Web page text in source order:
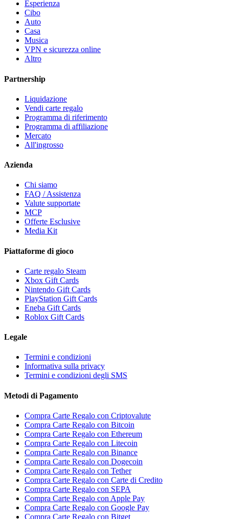
Esperienza
Cibo
Auto
Casa
Musica
VPN e sicurezza online
Altro
Partnership
Liquidazione
Vendi carte regalo
Programma di riferimento
Programma di affiliazione
Mercato
All'ingrosso
Azienda
Chi siamo
FAQ / Assistenza
Valute supportate
MCP
Offerte Esclusive
Media Kit
Piattaforme di gioco
Carte regalo Steam
Xbox Gift Cards
Nintendo Gift Cards
PlayStation Gift Cards
Eneba Gift Cards
Roblox Gift Cards
Legale
Termini e condizioni
Informativa sulla privacy
Termini e condizioni degli SMS
Metodi di Pagamento
Compra Carte Regalo con Criptovalute
Compra Carte Regalo con Bitcoin
Compra Carte Regalo con Ethereum
Compra Carte Regalo con Litecoin
Compra Carte Regalo con Binance
Compra Carte Regalo con Dogecoin
Compra Carte Regalo con Tether
Compra Carte Regalo con Carte di Credito
Compra Carte Regalo con SEPA
Compra Carte Regalo con Apple Pay
Compra Carte Regalo con Google Pay
Compra Carte Regalo con Bitget